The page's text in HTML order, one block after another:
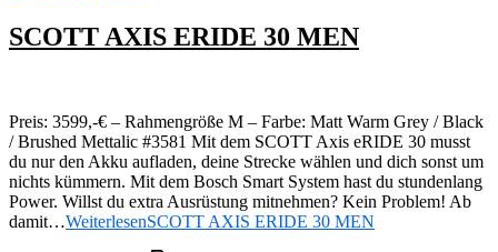
SCOTT AXIS ERIDE 30 MEN
Preis: 3599,-€ – Rahmengröße M – Farbe: Matt Warm Grey / Black
/ Brushed Mettalic #3581 Mit dem SCOTT Axis eRIDE 30 musst
du nur den Akku aufladen, deine Strecke wählen und dich sonst um
nichts kümmern. Mit dem Bosch Smart System hast du stundenlang
Power. Willst du extra Ausrüstung mitnehmen? Kein Problem! Ab
damit…WeiterlesenSCOTT AXIS ERIDE 30 MEN